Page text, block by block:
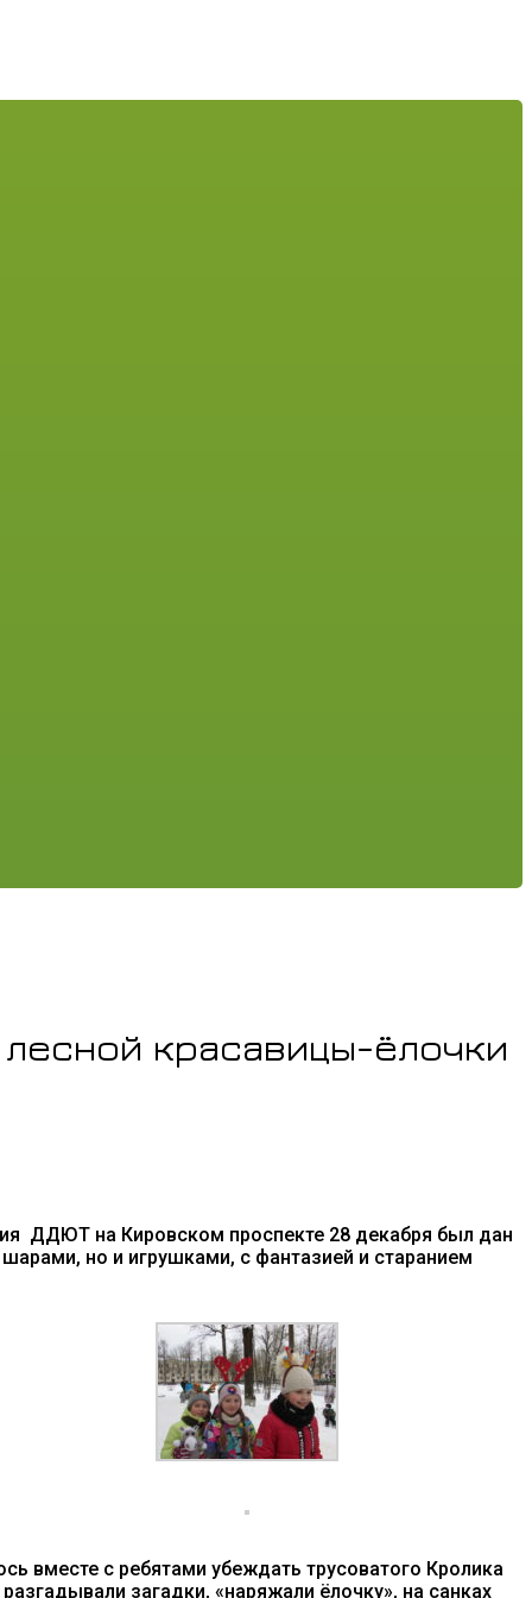
красавицы-ёлочки
ДДЮТ на Кировском проспекте 28 декабря был дан
но и игрушками, с фантазией и старанием
с ребятами убеждать трусоватого Кролика
загадки, «наряжали ёлочку», на санках